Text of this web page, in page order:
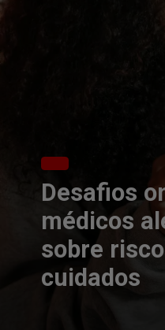
Desafios
médicos
sobre
cuidados